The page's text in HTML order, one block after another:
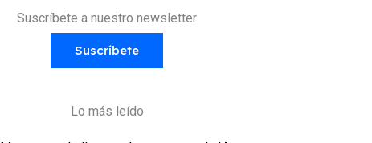
Suscríbete a nuestro newsletter
Suscríbete
Lo más leído